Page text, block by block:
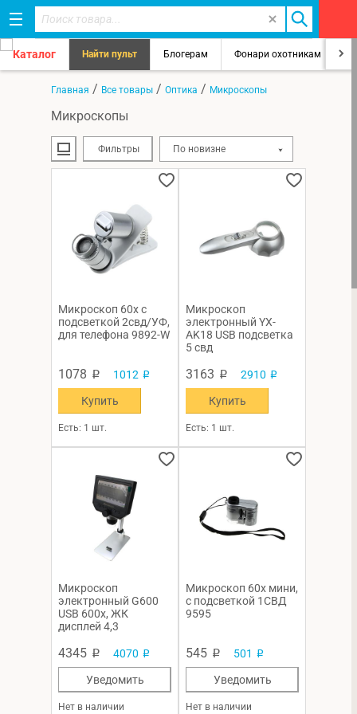
Каталог Найти пульт Блогерам Фонари охотникам
Главная / Все товары / Оптика / Микроскопы
Микроскопы
Фильтры По новизне
Микроскоп 60х с
подсветкой 2свд/УФ,
для телефона 9892-W
1078 p 1012 p
Есть: 1 шт.
Купить
Микроскоп
электронный YX-
AK18 USB подсветка
5 свд
3163 p 2910 p
Есть: 1 шт.
Купить
Микроскоп
электронный G600
USB 600x, ЖК
дисплей 4,3
4345 p 4070 p
Нет в наличии
Уведомить
Микроскоп 60x мини,
с подсветкой 1СВД
9595
545 p 501 p
Нет в наличии
Уведомить